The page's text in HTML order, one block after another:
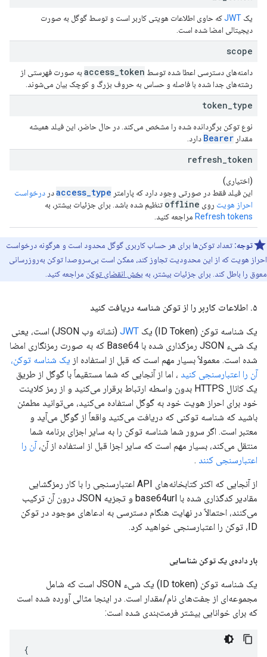
یک JWTکه حاوی اطلاعات هویتی کاربر است و توسط گوگل به صورت
دیجیتالی امضا شده است.
scope
دامنه‌های دسترسی اعطا شده توسط access token
به صورت فهرستی از
رشته‌های جدا شده با فاصله و حساس به حروف بزرگ و کوچک بیان می‌شوند.
token type
نوع توکن برگردانده شده را مشخص می‌کند. در حال حاضر، این فیلد همیشه
مقدار Bearer دارد.
refresh token
(اختیاری)
این فیلد فقط در صورتی وجود دارد که پارامتر access_typeدر درخواست
احراز هویت روی offline تنظیم شده باشد. برای جزئیات بیشتر، به
Refresh tokens مراجعه کنید.
توجه: تعداد توکن‌ها برای هر حساب کاربری گوگل محدود است و هرگونه درخواست
احراز هویت که از این محدودیت تجاوز کند، ممکن است بی‌سروصدا توکن به‌روزرسانی
معوق را باطل کند. برای جزئیات بیشتر، به بخش انقضای توکن مراجعه کنید.
۵. اطلاعات کاربر را از توکن شناسه دریافت کنید
یک شناسه توکن (ID Token) یک JWT
(نشانه وب JSON) است، یعنی
یک شیء JSON رمزگذاری شده با Base64 که به صورت رمزنگاری امضا
شده است. معمولاً بسیار مهم است که قبل از استفاده از یک شناسه توکن،
آن را اعتبارسنجی کنید ، اما از آنجایی که شما مستقیماً با گوگل از طریق
یک کانال HTTPS بدون واسطه ارتباط برقرار می‌کنید و از رمز کلاینت
خود برای احراز هویت خود به گوگل استفاده می‌کنید، می‌توانید مطمئن
باشید که شناسه توکنی که دریافت می‌کنید واقعاً از گوگل می‌آید و
معتبر است. اگر سرور شما شناسه توکن را به سایر اجزای برنامه شما
منتقل می‌کند، بسیار مهم است که سایر اجزا قبل از استفاده از آن،آن را
اعتبارسنجی کنند .
از آنجایی که اکثر کتابخانه‌های API اعتبارسنجی را با کار رمزگشایی
مقادیر کدگذاری شده با base64url و تجزیه JSON درون آن ترکیب
می‌کنند، احتمالاً در نهایت هنگام دسترسی به ادعاهای موجود در توکن
ID، توکن را اعتبارسنجی خواهید کرد.
بار داده‌ی یک توکن شناسایی
یک شناسه توکن (ID token) یک شیء JSON است که شامل
مجموعه‌ای از جفت‌های نام/مقدار است. در اینجا مثالی آورده شده است
که برای خوانایی بیشتر فرمت‌بندی شده است:
{